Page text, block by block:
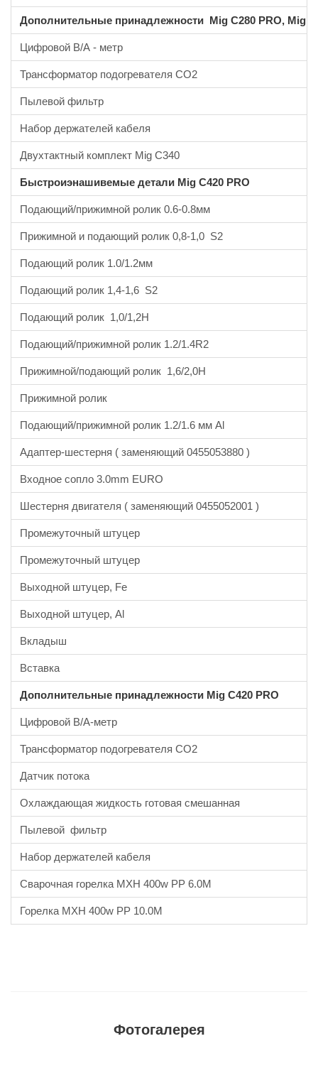
Дополнительные принадлежности Mig C280 PRO, Mig
Цифровой В/А - метр
Трансформатор подогревателя CO2
Пылевой фильтр
Набор держателей кабеля
Двухтактный комплект Mig C340
Быстроиэнашивемые детали Mig C420 PRO
Подающий/прижимной ролик 0.6-0.8мм
Прижимной и подающий ролик 0,8-1,0 S2
Подающий ролик 1.0/1.2мм
Подающий ролик 1,4-1,6 S2
Подающий ролик 1,0/1,2H
Подающий/прижимной ролик 1.2/1.4R2
Прижимной/подающий ролик 1,6/2,0H
Прижимной ролик
Подающий/прижимной ролик 1.2/1.6 мм Al
Адаптер-шестерня ( заменяющий 0455053880 )
Входное сопло 3.0mm EURO
Шестерня двигателя ( заменяющий 0455052001 )
Промежуточный штуцер
Промежуточный штуцер
Выходной штуцер, Fe
Выходной штуцер, Al
Вкладыш
Вставка
Дополнительные принадлежности Mig C420 PRO
Цифровой В/А-метр
Трансформатор подогревателя CO2
Датчик потока
Охлаждающая жидкость готовая смешанная
Пылевой фильтр
Набор держателей кабеля
Сварочная горелка MXH 400w PP 6.0M
Горелка MXH 400w PP 10.0M
Фотогалерея